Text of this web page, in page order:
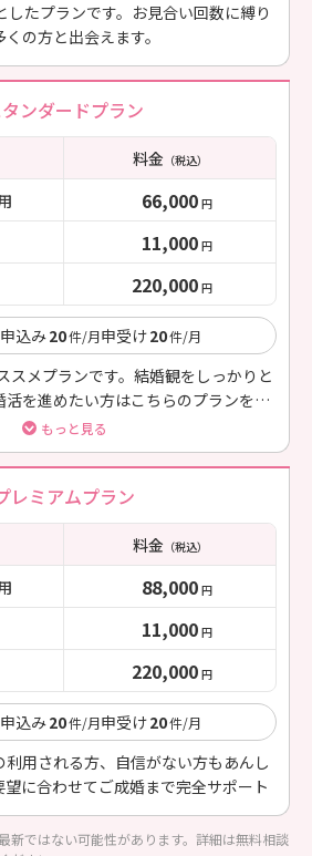
したプランです。お見合い回数に縛り
の方と出会えます。
ンダードプラン
料金（税込）
66,000 円
11,000 円
220,000 円
申込み20件/月申受け20件/月
スメプランです。結婚観をしっかりと
を進めたい方はこちらのプランをお
もっと見る
レミアムプラン
料金（税込）
88,000 円
11,000 円
220,000 円
申込み20件/月申受け20件/月
用される方、自信がない方もあんし
に合わせてご成婚まで完全サポート
新ではない可能性があります。詳細は無料相談